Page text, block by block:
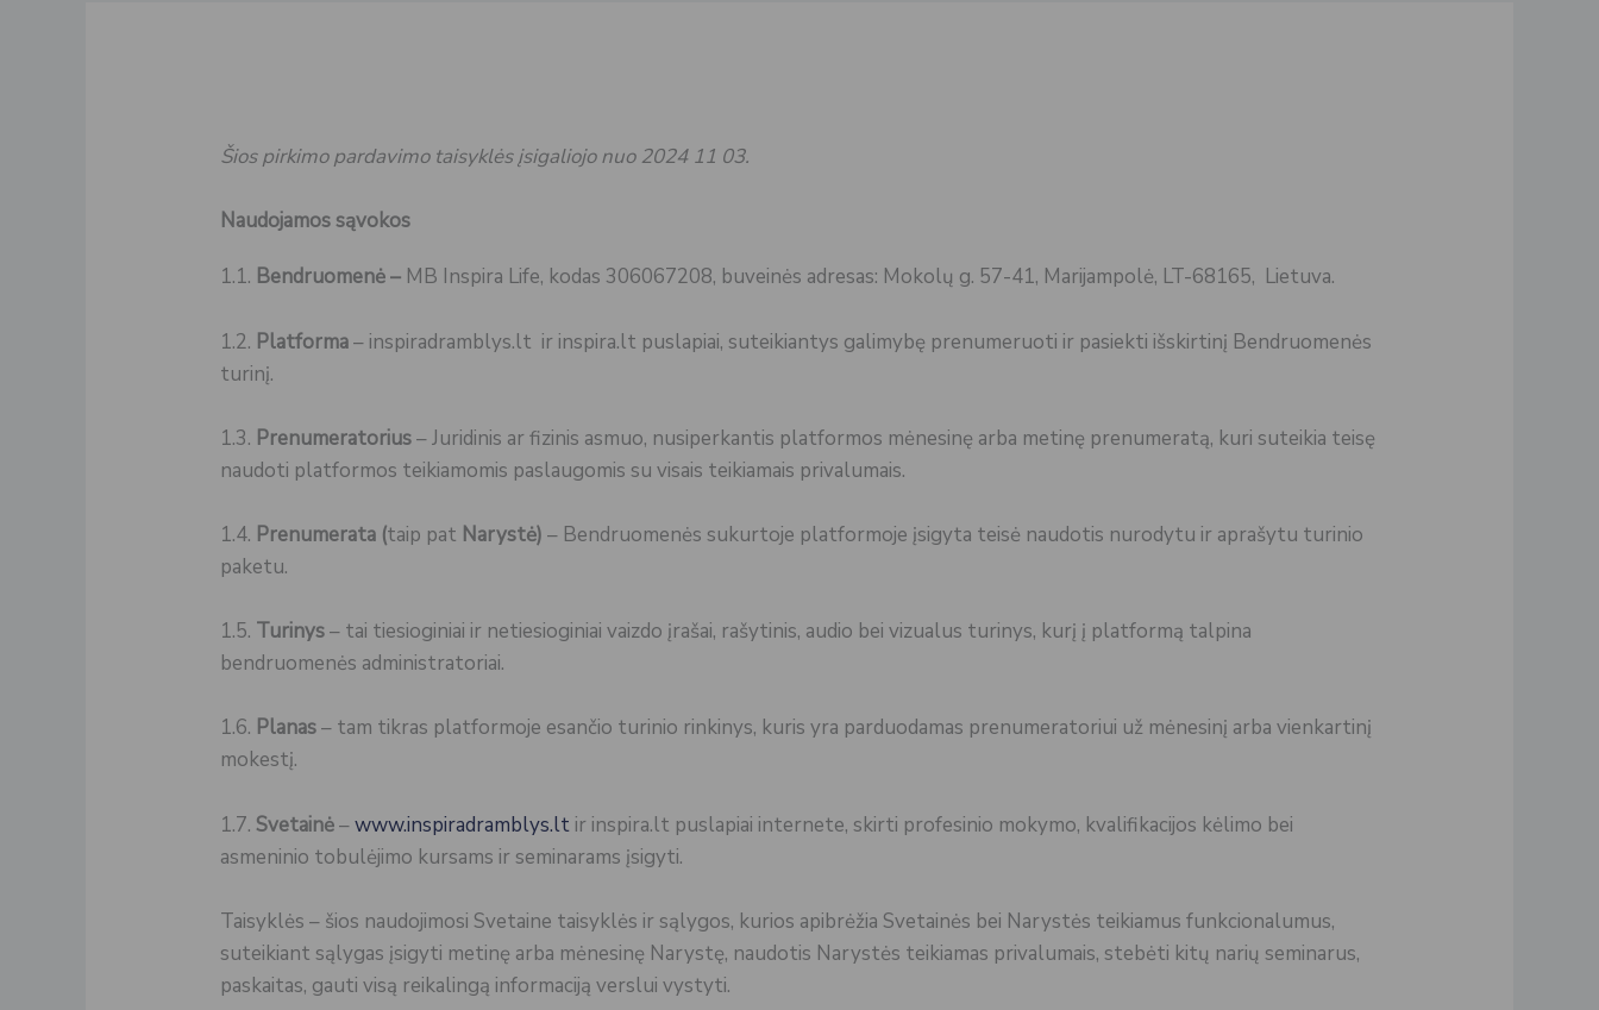
Šios pirkimo pardavimo taisyklės įsigaliojo nuo 2024 11 03.
Naudojamos sąvokos
1.1. Bendruomenė – MB Inspira Life, kodas 306067208, buveinės adresas: Mokolų g. 57-41, Marijampolė, LT-68165, Lietuva.
1.2. Platforma– inspiradramblys.lt ir inspira.lt puslapiai, suteikiantys galimybę prenumeruoti ir pasiekti išskirtinį Bendruomenės
turinį.
1.3. Prenumeratorius– Juridinis ar fizinis asmuo, nusiperkantis platformos mėnesinę arba metinę prenumeratą, kuri suteikia teisę
naudoti platformos teikiamomis paslaugomis su visais teikiamais privalumais.
1.4. Prenumerata (taip pat Narystė)– Bendruomenės sukurtoje platformoje įsigyta teisė naudotis nurodytu ir aprašytu turinio
paketu.
1.5. Turinys– tai tiesioginiai ir netiesioginiai vaizdo įrašai, rašytinis, audio bei vizualus turinys, kurį į platformą talpina
bendruomenės administratoriai.
1.6. Planas– tam tikras platformoje esančio turinio rinkinys, kuris yra parduodamas prenumeratoriui už mėnesinį arba vienkartinį
mokestį.
1.7. Svetainė–www.inspiradramblys.lt ir inspira.lt puslapiai internete, skirti profesinio mokymo, kvalifikacijos kėlimo bei
asmeninio tobulėjimo kursams ir seminarams įsigyti.
Taisyklės – šios naudojimosi Svetaine taisyklės ir sąlygos, kurios apibrėžia Svetainės bei Narystės teikiamus funkcionalumus,
suteikiant sąlygas įsigyti metinę arba mėnesinę Narystę, naudotis Narystės teikiamas privalumais, stebėti kitų narių seminarus,
paskaitas, gauti visą reikalingą informaciją verslui vystyti.